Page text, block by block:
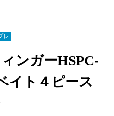
レ
ンガーHSPC-
イト４ピース